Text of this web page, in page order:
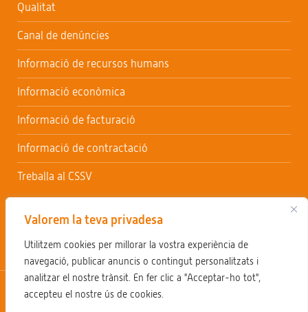
Valorem la teva privadesa
Utilitzem cookies per millorar la vostra experiència de
navegació, publicar anuncis o contingut personalitzats i
analitzar el nostre trànsit. En fer clic a "Acceptar-ho tot",
accepteu el nostre ús de cookies.
Qualitat
Canal de denúncies
Informació de recursos humans
Informació econòmica
Informació de facturació
Informació de contractació
Treballa al CSSV
Avís legal Política de privacitat Política de cookies